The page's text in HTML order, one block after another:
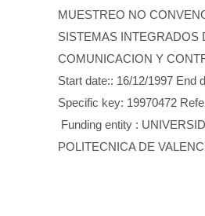
MUESTREO NO
SISTEMAS INTEGRADOS
COMUNICACION Y
Start date:: 16/12/1997 End
Specific key: 19970472
Funding entity :
POLITECNICA DE